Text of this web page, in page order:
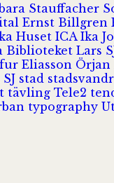
Stauffacher
Ernst Billgren
Huset ICA Ika
Biblioteket Lars
Eliasson
SJ stad
tävling Tele2
typography